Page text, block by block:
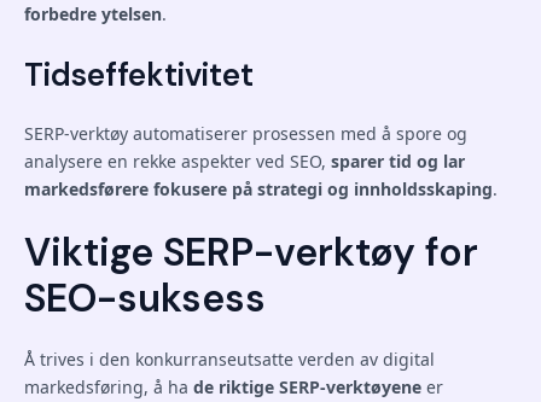
forbedre ytelsen.
Tidseffektivitet
SERP-verktøy automatiserer prosessen med å spore og
analysere en rekke aspekter ved SEO, sparer tid og lar
markedsførere fokusere på strategi og innholdsskaping.
Viktige SERP-verktøy for
SEO-suksess
Å trives i den konkurranseutsatte verden av digital
markedsføring, å ha de riktige SERP-verktøyene er